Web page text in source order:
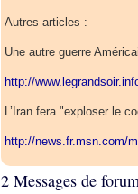
Autres articles :
Une autre guerre
http://
L’Iran fera "exploser le
http://news.fr.msn.com/
2 Messages de